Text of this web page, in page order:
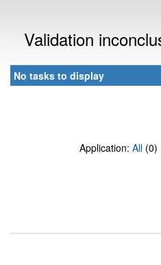
Validation
No tasks to display
Application: All (0)